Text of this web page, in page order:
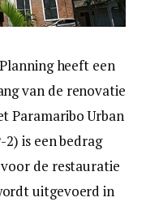
heeft een
van de renovatie
Paramaribo Urban
is een bedrag
de restauratie
uitgevoerd in